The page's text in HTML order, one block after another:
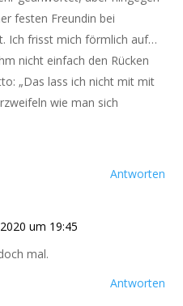
festen Freundin bei
Ich frisst mich förmlich auf…
nicht einfach den Rücken
„Das lass ich nicht mit mit
wie man sich
Antworten
um 19:45
mal.
Antworten